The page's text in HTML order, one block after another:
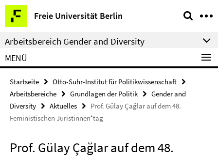
Springe
direkt
zu
Inhalt
Freie Universität Berlin
Service-
Navigation
Arbeitsbereich Gender and Diversity
MENÜ
Startseite
Otto-Suhr-Institut für Politikwissenschaft
Arbeitsbereiche
Grundlagen der Politik
Gender and
Diversity
Aktuelles
Prof. Gülay Çağlar auf dem 48.
Feministischen Juristinnen*tag
Prof. Gülay Çağlar auf dem 48.